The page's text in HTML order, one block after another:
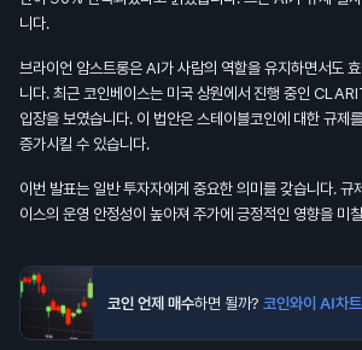
니다.
브라이언 암스트롱은 AI가 사람의 역할을 유지하면서도
니다. 최근 코인베이스는 미국 상원에서 진행 중인
입장을 보였습니다. 이 법안은 스테이블코인에 대한 규제
증가시킬 수 있습니다.
이번 발표는 일반 투자자에게 중요한 의미를 갖습니다. 규
이스의 운영 안정성이 높아져 주가에 긍정적인 영향을 미
코인 언제 매수하면 될까? 코인와이 AI차트